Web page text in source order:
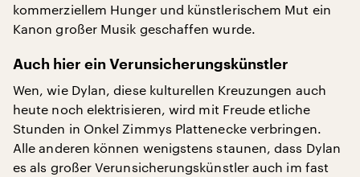
kommerziellem Hunger und künstlerischem Mut ein
Kanon großer Musik geschaffen wurde.
Auch hier ein Verunsicherungskünstler
Wen, wie Dylan, diese kulturellen Kreuzungen auch
heute noch elektrisieren, wird mit Freude etliche
Stunden in Onkel Zimmys Plattenecke verbringen.
Alle anderen können wenigstens staunen, dass Dylan
es als großer Verunsicherungskünstler auch im fast